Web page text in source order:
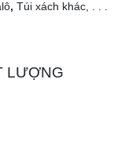
, Túi xách khác, . . .
LƯỢNG